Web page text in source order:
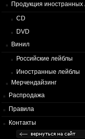
Продукция иностранных
CD
DVD
Винил
Российские лейблы
Иностранные лейблы
Мерчендайзинг
Распродажа
Правила
Контакты